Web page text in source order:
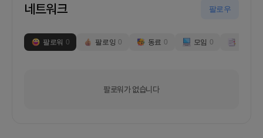
네트워크 팔로우
팔로워 0 팔로잉 0 동료 0 모임 0
팔로워가 없습니다